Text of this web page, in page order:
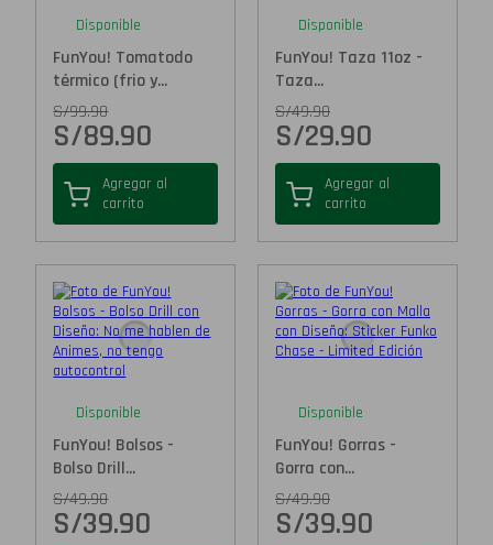
Disponible
FunYou! Tomatodo
térmico (frio y...
S/99.90
S/89.90
Agregar al
carrito
Disponible
FunYou! Taza 11oz -
Taza...
S/49.90
S/29.90
Agregar al
carrito
Disponible
FunYou! Bolsos -
Bolso Drill...
S/49.90
S/39.90
Disponible
FunYou! Gorras -
Gorra con...
S/49.90
S/39.90